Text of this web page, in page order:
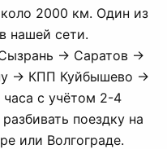
2000 км. Один из
нашей сети.
→ Саратов →
→ КПП Куйбышево →
с учётом 2-4
поездку на
или Волгограде.